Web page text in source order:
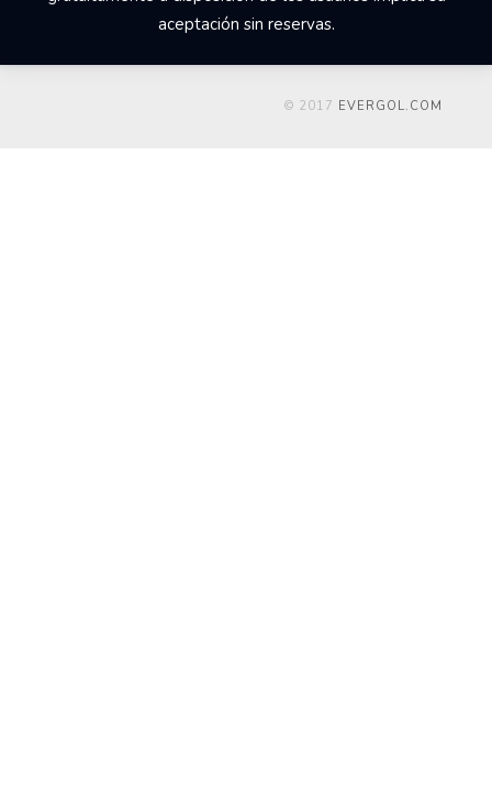
aceptación sin reservas.
© 2017 EVERGOL.COM